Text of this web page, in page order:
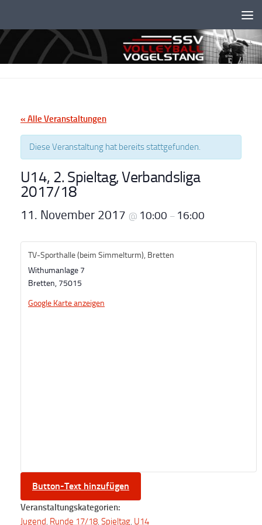
« Alle Veranstaltungen
Diese Veranstaltung hat bereits stattgefunden.
U14, 2. Spieltag, Verbandsliga
2017/18
11. November 2017 @ 10:00 – 16:00
TV-Sporthalle (beim Simmelturm), Bretten
Withumanlage 7
Bretten, 75015
Google Karte anzeigen
Button-Text hinzufügen
Veranstaltungskategorien:
Jugend Runde 17/18 Spieltag U14